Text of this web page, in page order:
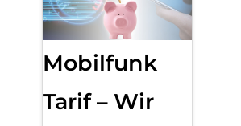
Mobilfunk
Tarif – Wir